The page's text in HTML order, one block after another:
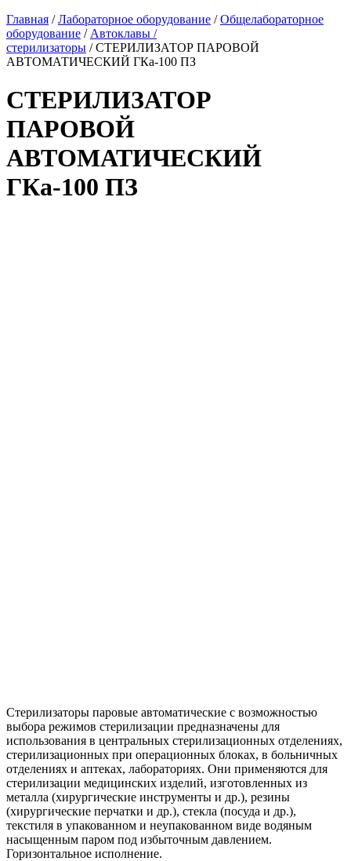
Главная /Лабораторное оборудование /Общелабораторное
оборудование / Автоклавы /
стерилизаторы / СТЕРИЛИЗАТОР ПАРОВОЙ
АВТОМАТИЧЕСКИЙ ГКа-100 ПЗ
СТЕРИЛИЗАТОР
ПАРОВОЙ
АВТОМАТИЧЕСКИЙ
ГКа-100 ПЗ
Стерилизаторы паровые автоматические с возможностью
выбора режимов стерилизации предназначены для
использования в центральных стерилизационных отделениях,
стерилизационных при операционных блоках, в больничных
отделениях и аптеках, лабораториях. Они применяются для
стерилизации медицинских изделий, изготовленных из
металла (хирургические инструменты и др.), резины
(хирургические перчатки и др.), стекла (посуда и др.),
текстиля в упакованном и неупакованном виде водяным
насыщенным паром под избыточным давлением.
Горизонтальное исполнение.